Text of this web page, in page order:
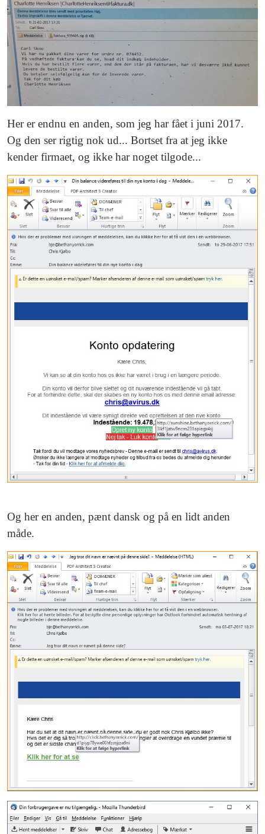
Her er endnu en anden, som jeg har fået i juni 2017.
Og den ser rigtig nok ud... Bortset fra at jeg ikke
kender firmaet, og ikke har noget tilgode...
Og her en anden, pænt dansk og på en lidt anden
måde.